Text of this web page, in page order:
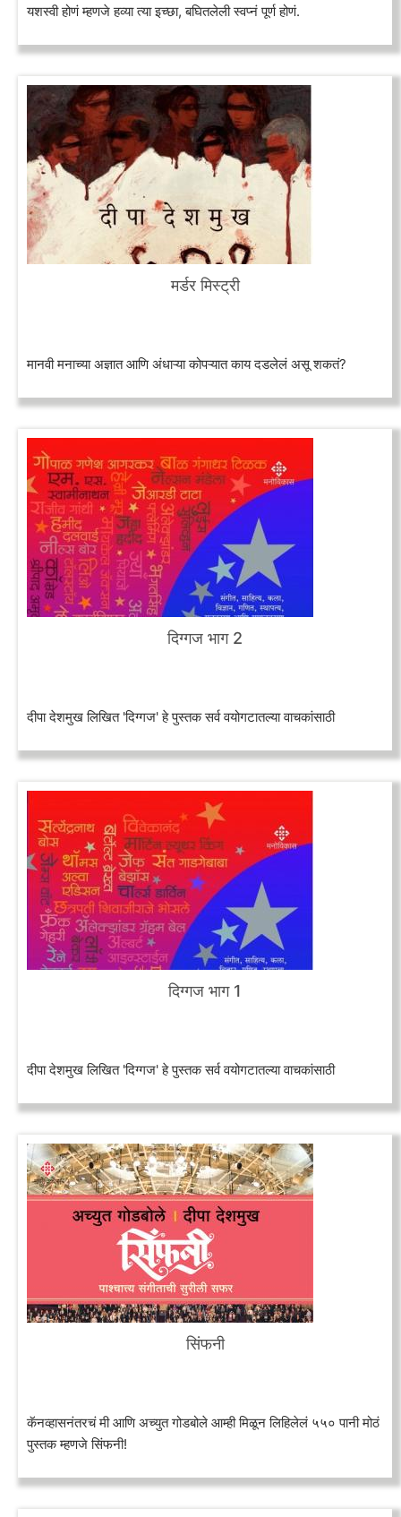
यशस्वी होणं म्हणजे हव्या त्या इच्छा, बघितलेली स्वप्नं पूर्ण होणं.
मर्डर मिस्ट्री
मानवी मनाच्या अज्ञात आणि अंधाऱ्या कोपऱ्यात काय दडलेलं असू शकतं?
दिग्गज भाग 2
दीपा देशमुख लिखित 'दिग्गज' हे पुस्तक सर्व वयोगटातल्या वाचकांसाठी
दिग्गज भाग 1
दीपा देशमुख लिखित 'दिग्गज' हे पुस्तक सर्व वयोगटातल्या वाचकांसाठी
सिंफनी
कॅनव्हासनंतरचं मी आणि अच्युत गोडबोले आम्ही मिळून लिहिलेलं ५५० पानी मोठं
पुस्तक म्हणजे सिंफनी!